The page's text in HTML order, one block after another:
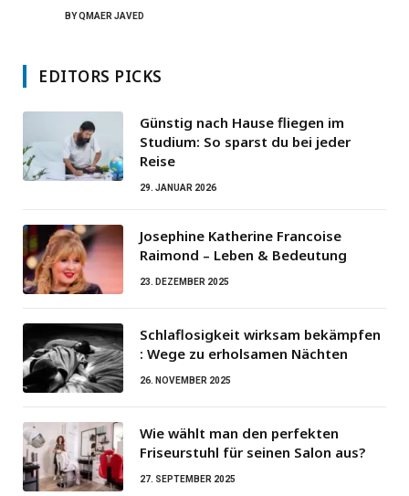
BYQMAER JAVED
EDITORS PICKS
Günstig nach Hause fliegen im
Studium: So sparst du bei jeder
Reise
29. JANUAR 2026
Josephine Katherine Francoise
Raimond – Leben & Bedeutung
23. DEZEMBER 2025
Schlaflosigkeit wirksam bekämpfen
: Wege zu erholsamen Nächten
26. NOVEMBER 2025
Wie wählt man den perfekten
Friseurstuhl für seinen Salon aus?
27. SEPTEMBER 2025